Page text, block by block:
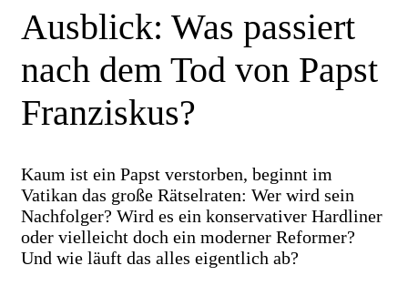
Ausblick: Was passiert
nach dem Tod von Papst
Franziskus?
Kaum ist ein Papst verstorben, beginnt im
Vatikan das große Rätselraten: Wer wird sein
Nachfolger? Wird es ein konservativer Hardliner
oder vielleicht doch ein moderner Reformer?
Und wie läuft das alles eigentlich ab?